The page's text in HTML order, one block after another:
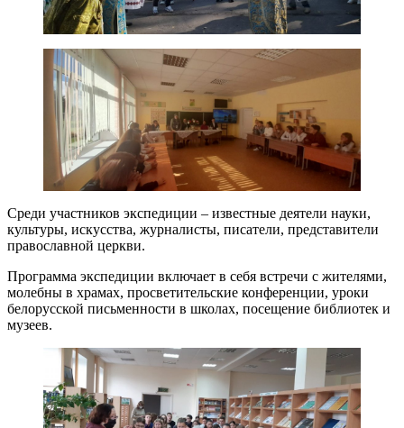
Среди участников экспедиции – известные деятели науки,
культуры, искусства, журналисты, писатели, представители
православной церкви.
Программа экспедиции включает в себя встречи с жителями,
молебны в храмах, просветительские конференции, уроки
белорусской письменности в школах, посещение библиотек и
музеев.